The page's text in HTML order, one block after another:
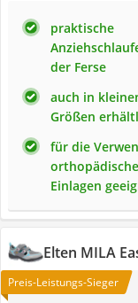
praktische
der Ferse
auch in
Größen
für die
Einlagen
Elten MILA
Preis-Leistungs-Sieger